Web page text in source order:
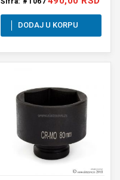
DODAJ U KORPU